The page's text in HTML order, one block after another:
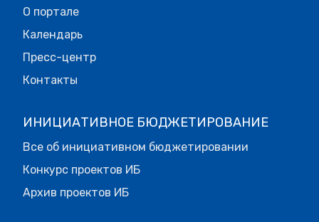
О портале
Календарь
Пресс-центр
Контакты
ИНИЦИАТИВНОЕ БЮДЖЕТИРОВАНИЕ
Все об инициативном бюджетировании
Конкурс проектов ИБ
Архив проектов ИБ